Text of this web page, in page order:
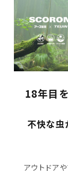
18年目
不快な虫
アウトドア